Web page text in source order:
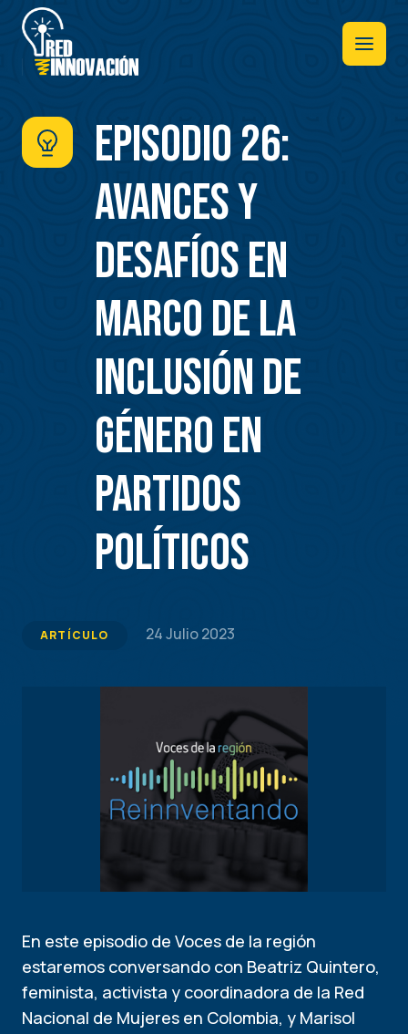
Pasar
contenido
principal
Episodio 26:
Avances y
desafíos en
marco de la
inclusión de
género en
partidos
políticos
ARTÍCULO 24 Julio 2023
En este episodio de Voces de la región
estaremos conversando con Beatriz Quintero,
feminista, activista y coordinadora de la Red
Nacional de Mujeres en Colombia, y Marisol